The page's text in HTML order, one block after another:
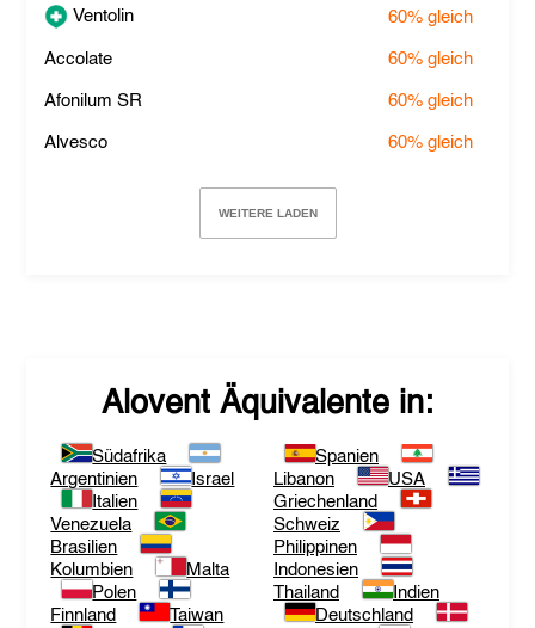
Ventolin 60% gleich
Accolate 60% gleich
Afonilum SR 60% gleich
Alvesco 60% gleich
WEITERE LADEN
Alovent Äquivalente in:
Südafrika
Argentinien
Israel
Italien
Venezuela
Brasilien
Kolumbien
Malta
Polen
Finnland
Taiwan
Spanien
Libanon
USA
Griechenland
Schweiz
Philippinen
Indonesien
Thailand
Indien
Deutschland